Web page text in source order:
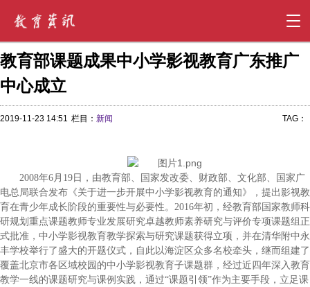
教育部课题成果中小学影视教育广东推广
中心成立
2019-11-23 14:51 栏目： 新闻 TAG：
2008年6月19日，由教育部、国家发改委、财政部、文化部、国家广
电总局联合发布《关于进一步开展中小学影视教育的通知》，提出影视教
育在青少年成长阶段的重要性与必要性。2016年初，经教育部国家教师科
研规划重点课题教师专业发展研究卓越教师素养研究与评价专项课题组正
式批准，中小学影视教育教学探索与研究课题获得立项，并在清华附中永
丰学校举行了盛大的开题仪式，自此以海淀区众多名校牵头，继而组建了
覆盖北京市各区域校园的中小学影视教育子课题群，经过近四年深入教育
教学一线的课题研究与课例实践，通过“课题引领”作为主要手段，立足课